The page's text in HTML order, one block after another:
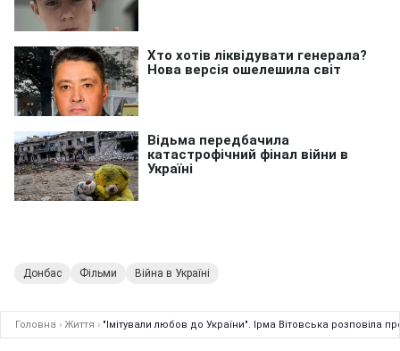
Донбас Фільми Війна в Україні
Головна › Життя › "Імітували любов до України". Ірма Вітовська розповіла